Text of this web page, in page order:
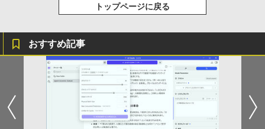
トップページに戻る
おすすめ記事